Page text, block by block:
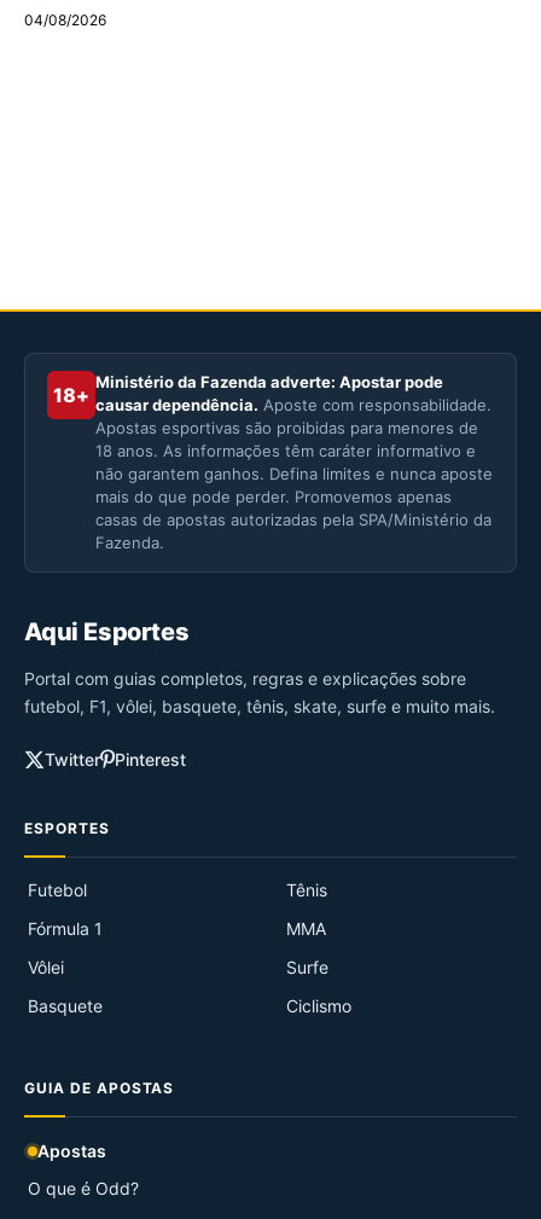
04/08/2026
18+
Ministério da Fazenda adverte: Apostar pode
causar dependência. Aposte com responsabilidade.
Apostas esportivas são proibidas para menores de
18 anos. As informações têm caráter informativo e
não garantem ganhos. Defina limites e nunca aposte
mais do que pode perder. Promovemos apenas
casas de apostas autorizadas pela SPA/Ministério da
Fazenda.
Aqui Esportes
Portal com guias completos, regras e explicações sobre
futebol, F1, vôlei, basquete, tênis, skate, surfe e muito mais.
Twitter Pinterest
ESPORTES
Futebol
Fórmula 1
Vôlei
Basquete
Tênis
MMA
Surfe
Ciclismo
GUIA DE APOSTAS
Apostas
O que é Odd?